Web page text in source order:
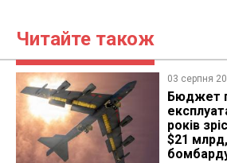
Читайте також
03 серпня
Бюджет
років
$21